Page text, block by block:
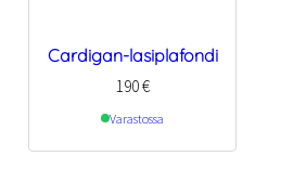
Cardigan-lasiplafondi
190€
Varastossa